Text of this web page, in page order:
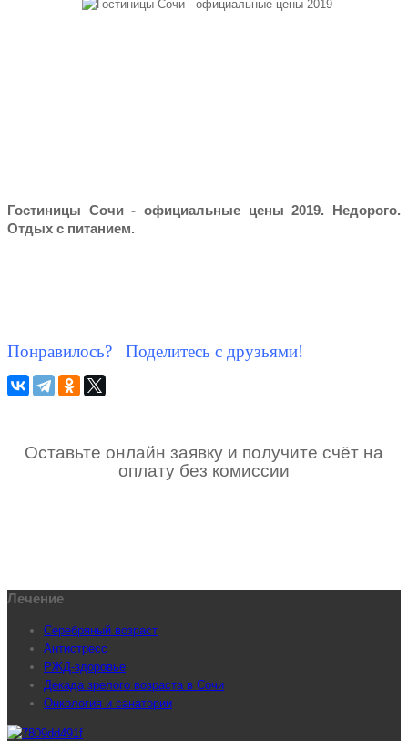
Гостиницы Сочи - официальные цены 2019. Недорого.
Отдых с питанием.
Понравилось? Поделитесь с друзьями!
Оставьте онлайн заявку и получите счёт на
оплату без комиссии
Лечение
Серебряный возраст
Антистресс
РЖД-здоровье
Декада зрелого возраста в Сочи
Онкология и санатории